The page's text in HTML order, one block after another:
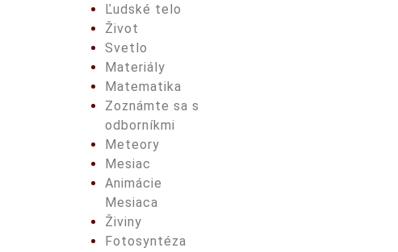
Ľudské telo
Život
Svetlo
Materiály
Matematika
Zoznámte sa s
odborníkmi
Meteory
Mesiac
Animácie
Mesiaca
Živiny
Fotosyntéza